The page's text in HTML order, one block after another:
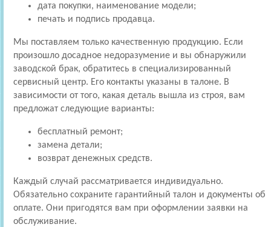
дата покупки, наименование модели;
печать и подпись продавца.
Мы поставляем только качественную продукцию. Если
произошло досадное недоразумение и вы обнаружили
заводской брак, обратитесь в специализированный
сервисный центр. Его контакты указаны в талоне. В
зависимости от того, какая деталь вышла из строя, вам
предложат следующие варианты:
бесплатный ремонт;
замена детали;
возврат денежных средств.
Каждый случай рассматривается индивидуально.
Обязательно сохраните гарантийный талон и документы об
оплате. Они пригодятся вам при оформлении заявки на
обслуживание.